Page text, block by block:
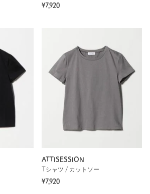
¥7,920
ATTISESSION
Tシャツ / カットソー
¥7,920